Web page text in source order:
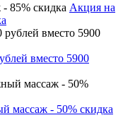
Акция на
вместо 5900
массаж - 50% скидка